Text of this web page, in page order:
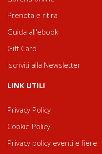
Prenota e ritira
Guida all'ebook
Gift Card
Iscriviti alla Newsletter
LINK UTILI
Privacy Policy
Cookie Policy
Privacy policy eventi e fiere